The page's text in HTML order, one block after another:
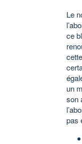
Le
ce
un
son
pas